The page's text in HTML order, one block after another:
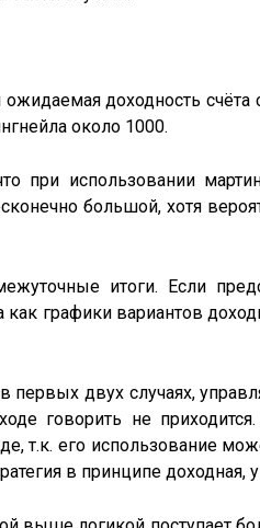
доходность
около 1000.
при использовании
большой, хотя
итоги. Если
как графики вариантов
первых двух случаях,
говорить не
т.к. его использование
в принципе